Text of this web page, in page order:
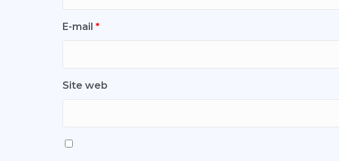
E-mail *
Site web